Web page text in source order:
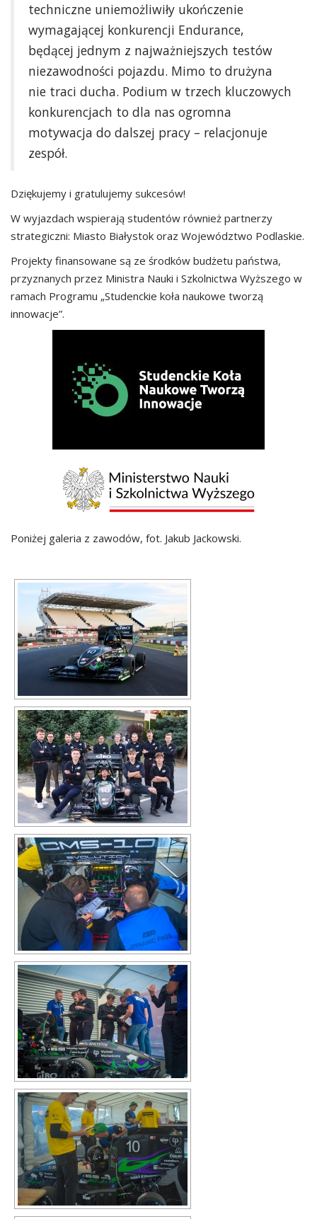
techniczne uniemożliwiły ukończenie
wymagającej konkurencji Endurance,
będącej jednym z najważniejszych testów
niezawodności pojazdu. Mimo to drużyna
nie traci ducha. Podium w trzech kluczowych
konkurencjach to dla nas ogromna
motywacja do dalszej pracy – relacjonuje
zespół.
Dziękujemy i gratulujemy sukcesów!
W wyjazdach wspierają studentów również partnerzy
strategiczni: Miasto Białystok oraz Województwo Podlaskie.
Projekty finansowane są ze środków budżetu państwa,
przyznanych przez Ministra Nauki i Szkolnictwa Wyższego w
ramach Programu „Studenckie koła naukowe tworzą
innowacje”.
Poniżej galeria z zawodów, fot. Jakub Jackowski.